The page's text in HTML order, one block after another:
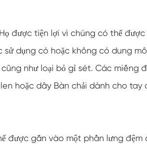
được tiện lợi vì chúng có thể
dụng có hoặc không có dung
như loại bỏ gỉ sét. Các miếng
hoặc dây Bàn chải dành cho tay
được gắn vào một phần lưng đệm